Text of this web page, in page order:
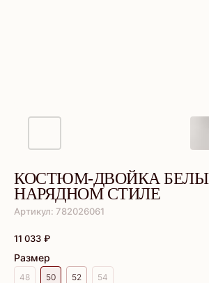
КОСТЮМ-ДВОЙКА
НАРЯДНОМ СТИЛЕ
Артикул: 782026061
11 033 ₽
Размер
48 50 52 54